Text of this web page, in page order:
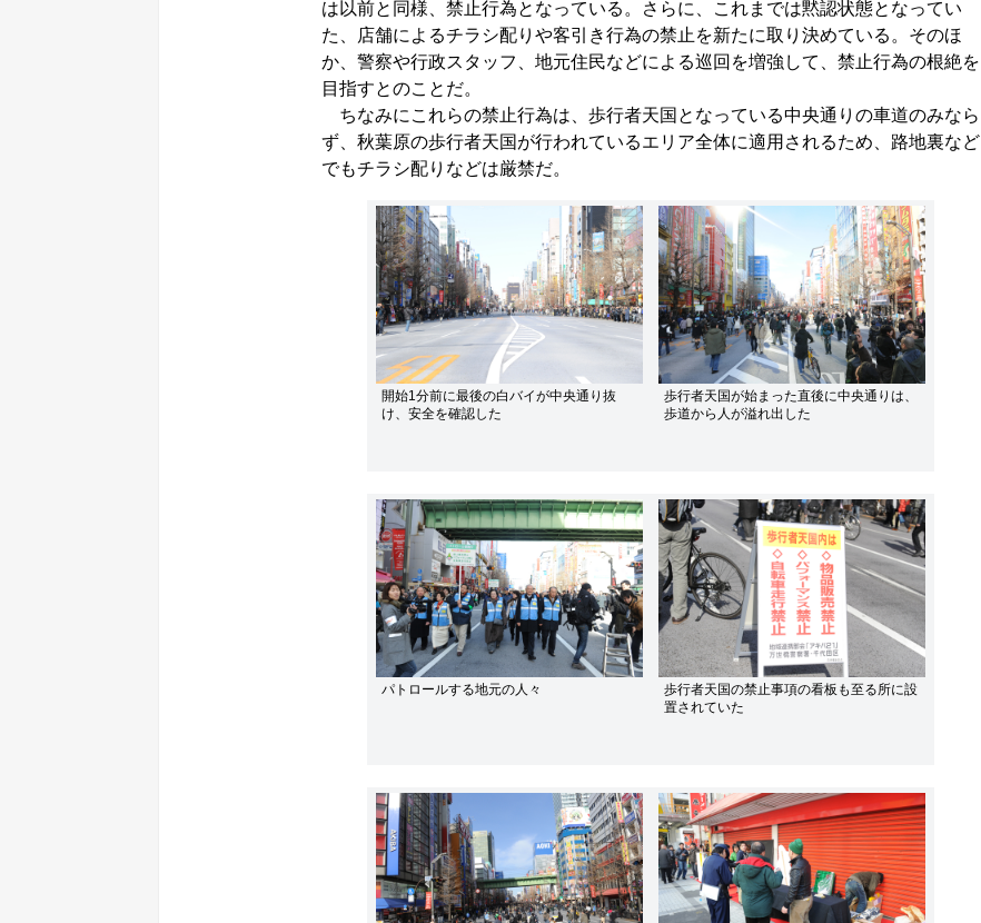
は以前と同様、禁止行為となっている。さらに、これまでは黙認状態となってい
た、店舗によるチラシ配りや客引き行為の禁止を新たに取り決めている。そのほ
か、警察や行政スタッフ、地元住民などによる巡回を増強して、禁止行為の根絶を
目指すとのことだ。
ちなみにこれらの禁止行為は、歩行者天国となっている中央通りの車道のみなら
ず、秋葉原の歩行者天国が行われているエリア全体に適用されるため、路地裏など
でもチラシ配りなどは厳禁だ。
開始1分前に最後の白バイが中央通り抜
け、安全を確認した
歩行者天国が始まった直後に中央通りは、
歩道から人が溢れ出した
パトロールする地元の人々
歩行者天国の禁止事項の看板も至る所に設
置されていた